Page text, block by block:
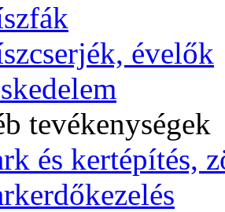
évelők
tevékenységek
és kertépítés,